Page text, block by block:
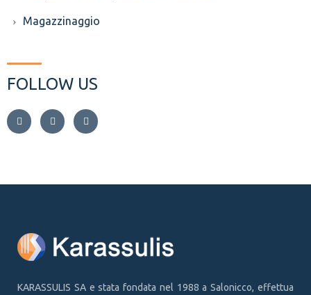
Magazzinaggio
FOLLOW US
KARASSULIS SA e stata fondata nel 1988 a Salonicco, effettua